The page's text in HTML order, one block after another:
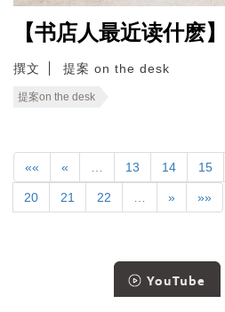
【书店人最近读什麽
撰文 提案 on the desk
提案on the desk
«« « 13 14 15
20 21 22 » »»